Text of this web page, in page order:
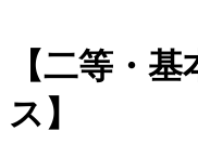
【二等・
ス】